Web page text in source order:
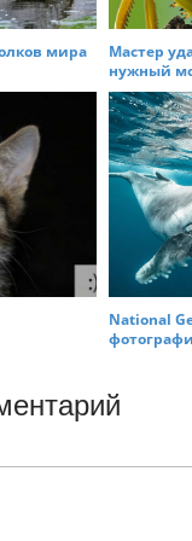
мира
Мастер
нужный
National